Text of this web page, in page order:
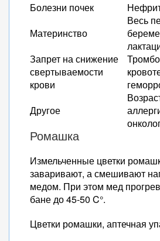
Болезни почек
Материнство
Весь
Запрет на снижение
свертываемости
крови
Другое
Ромашка
Измельченные цветки
заваривают, а смешивают
медом. При этом мед
бане до 45-50 C°.
Цветки ромашки, аптечная